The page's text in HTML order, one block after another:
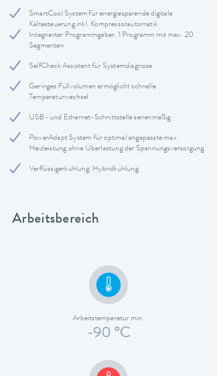
SmartCool System für energiesparende digitale
Kältesteuerung inkl. Kompressorautomatik
Integrierter Programmgeber, 1 Programm mit max. 20
Segmenten
SelfCheck Assistent für Systemdiagnose
Geringes Füllvolumen ermöglicht schnelle
Temperaturwechsel
USB- und Ethernet-Schnittstelle serienmäßig
PowerAdapt System für optimal angepasste max.
Heizleistung ohne Überlastung der Spannungsversorgung
Verflüssigerkühlung: Hybridkühlung
Arbeitsbereich
Arbeitstemperatur min.
-90 °C